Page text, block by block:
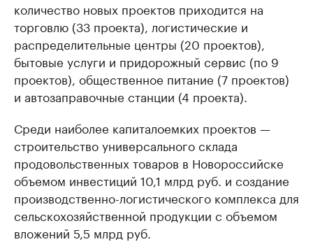
количество новых проектов приходится на
торговлю (33 проекта), логистические и
распределительные центры (20 проектов),
бытовые услуги и придорожный сервис (по 9
проектов), общественное питание (7 проектов)
и автозаправочные станции (4 проекта).
Среди наиболее капиталоемких проектов —
строительство универсального склада
продовольственных товаров в Новороссийске
объемом инвестиций 10,1 млрд руб. и создание
производственно-логистического комплекса для
сельскохозяйственной продукции с объемом
вложений 5,5 млрд руб.